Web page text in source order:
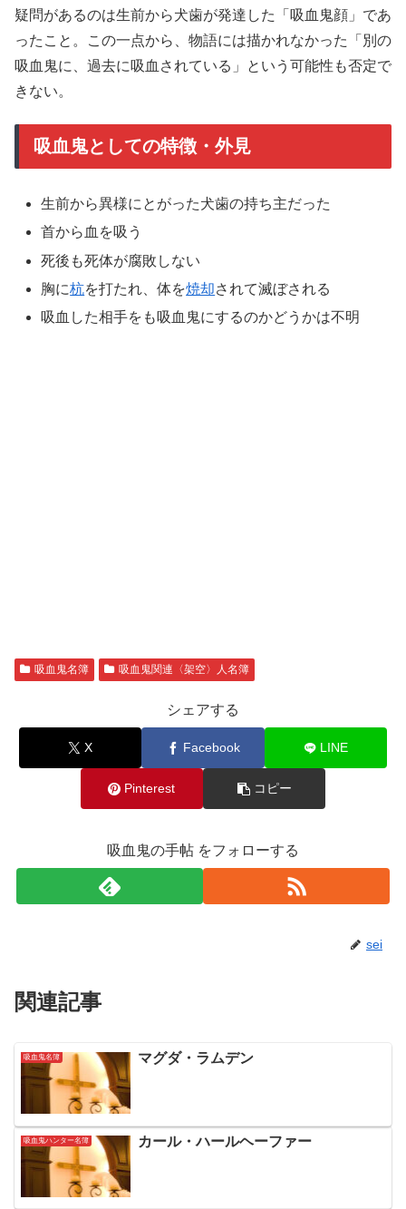
疑問があるのは生前から犬歯が発達した「吸血鬼顔」であ
ったこと。この一点から、物語には描かれなかった「別の
吸血鬼に、過去に吸血されている」という可能性も否定で
きない。
吸血鬼としての特徴・外見
生前から異様にとがった犬歯の持ち主だった
首から血を吸う
死後も死体が腐敗しない
胸に杭を打たれ、体を焼却されて滅ぼされる
吸血した相手をも吸血鬼にするのかどうかは不明
吸血鬼名簿 吸血鬼関連〈架空〉人名簿
シェアする
X Facebook LINE
Pinterest コピー
吸血鬼の手帖 をフォローする
sei
関連記事
吸血鬼名簿 マグダ・ラムデン
吸血鬼ハンター名簿 カール・ハールヘーファー